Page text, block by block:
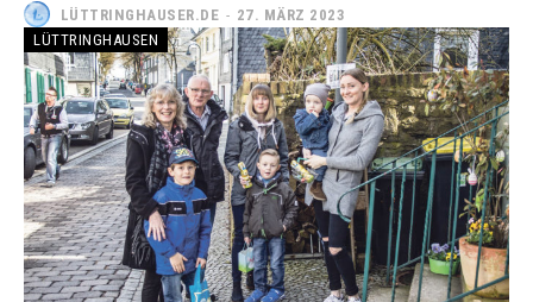
LÜTTRINGHAUSER.DE - 27. MÄRZ 2023
LÜTTRINGHAUSEN